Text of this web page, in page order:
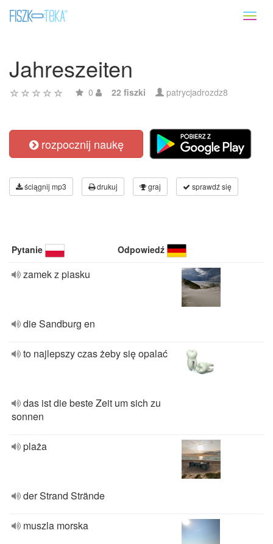
Jahreszeiten
0 22 fiszki patrycjadrozdz8
rozpocznij naukę
ściągnij mp3 drukuj graj sprawdź się
Pytanie Odpowiedź
zamek z piasku
die Sandburg en
to najlepszy czas żeby się opalać
das ist die beste Zeit um sich zu
sonnen
plaża
der Strand Strände
muszla morska